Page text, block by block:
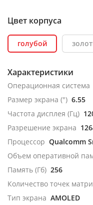
Цвет корпуса
голубой
Характеристики
Операционная система
Размер экрана (") 6.55
Частота дисплея (Гц)
Разрешение экрана
Процессор Qualcomm
Объем оперативной
Память (Гб) 256
Количество точек
Тип экрана AMOLED